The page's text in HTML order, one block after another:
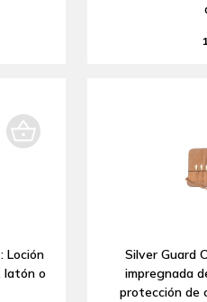
Loción
latón o
Silver Guard
impregnada
protección de